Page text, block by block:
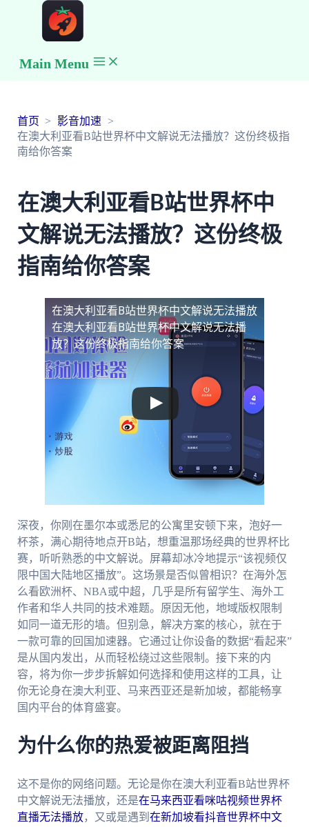
Main Menu
首页
影音加速
在澳大利亚看B站世界杯中文解说无法播放？这份终极指
南给你答案
在澳大利亚看B站世界杯中
文解说无法播放？这份终极
指南给你答案
在澳大利亚看B站世界杯中文解说无法播放
在澳大利亚看B站世界杯中文解说无法播
放？这份终极指南给你答案
深夜，你刚在墨尔本或悉尼的公寓里安顿下来，泡好一
杯茶，满心期待地点开B站，想重温那场经典的世界杯比
赛，听听熟悉的中文解说。屏幕却冰冷地提示“该视频仅
限中国大陆地区播放”。这场景是否似曾相识？在海外怎
么看欧洲杯、NBA或中超，几乎是所有留学生、海外工
作者和华人共同的技术难题。原因无他，地域版权限制
如同一道无形的墙。但别急，解决方案的核心，就在于
一款可靠的回国加速器。它通过让你设备的数据“看起来”
是从国内发出，从而轻松绕过这些限制。接下来的内
容，将为你一步步拆解如何选择和使用这样的工具，让
你无论身在澳大利亚、马来西亚还是新加坡，都能畅享
国内平台的体育盛宴。
为什么你的热爱被距离阻挡
这不是你的网络问题。无论是你在澳大利亚看B站世界杯
中文解说无法播放，还是在马来西亚看咪咕视频世界杯
直播无法播放，又或是遇到 在新加坡看抖音世界杯中文